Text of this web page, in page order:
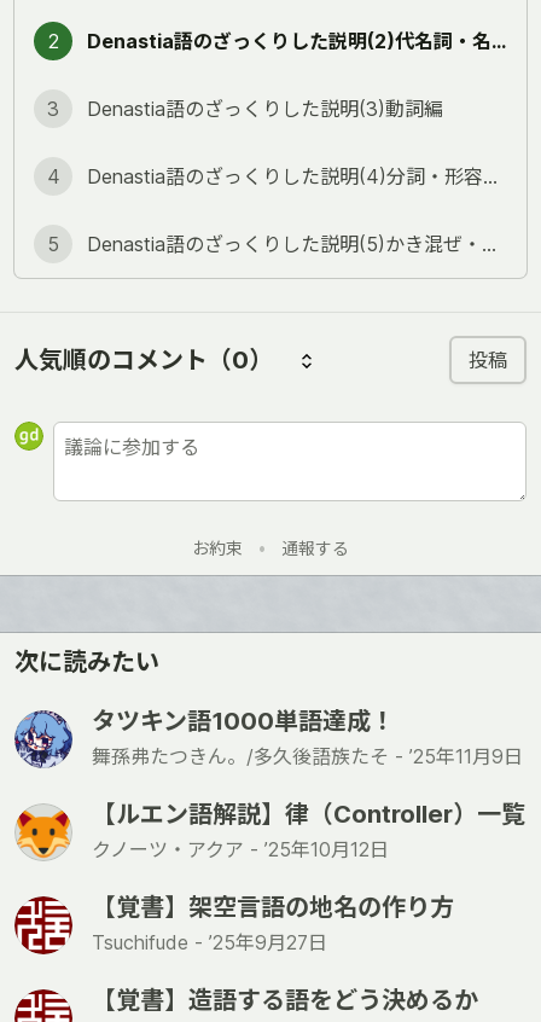
2 Denastia語のざっくりした説明(2)代名詞・名詞編
3 Denastia語のざっくりした説明(3)動詞編
4 Denastia語のざっくりした説明(4)分詞・形容詞・関係節編
5 Denastia語のざっくりした説明(5)かき混ぜ・疑問文・数詞編
人気順のコメント （0） 投稿
お約束 • 通報する
次に読みたい
タツキン語1000単語達成！
舞孫弗たつきん。/多久後語族たそ - ’25年11月9日
【ルエン語解説】律（Controller）一覧
クノーツ・アクア - ’25年10月12日
【覚書】架空言語の地名の作り方
Tsuchifude - ’25年9月27日
【覚書】造語する語をどう決めるか